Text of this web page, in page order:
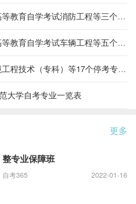
关于广东省开考高等教育自学考试消防工程等三个专业的通知
关于调整广东省高等教育自学考试车辆工程等五个专业主考学校的通知
广东关于自考环境工程技术（专科）等17个停考专业毕业办理时间的通告
大学自考专业一览表
更多
整专业保障班
自考365 2022-01-16